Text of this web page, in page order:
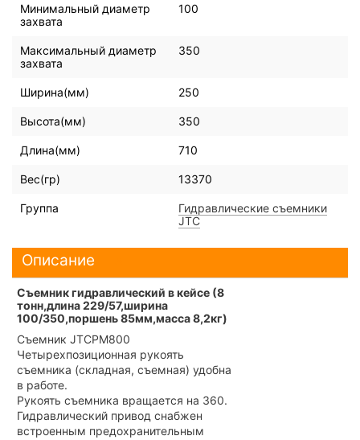
Минимальный диаметр
захвата
100
Максимальный диаметр
захвата
350
Ширина(мм) 250
Высота(мм) 350
Длина(мм) 710
Вес(гр) 13370
Группа
Гидравлические съемники
JTC
Описание
Съемник гидравлический в кейсе (8
тонн,длина 229/57,ширина
100/350,поршень 85мм,масса 8,2кг)
Съемник JTCPM800
Четырехпозиционная рукоять
съемника (складная, съемная) удобна
в работе.
Рукоять съемника вращается на 360.
Гидравлический привод снабжен
встроенным предохранительным